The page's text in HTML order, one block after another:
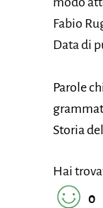
Fabio
Data di
Parole
Storia
Hai
0